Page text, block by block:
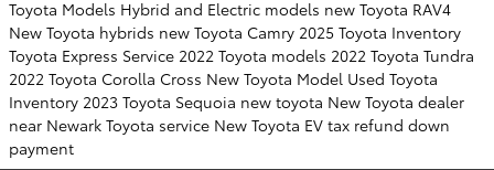
Toyota Models Hybrid and Electric models new Toyota RAV4
New Toyota hybrids new Toyota Camry 2025 Toyota Inventory
Toyota Express Service 2022 Toyota models 2022 Toyota Tundra
2022 Toyota Corolla Cross New Toyota Model Used Toyota
Inventory 2023 Toyota Sequoia new toyota New Toyota dealer
near Newark Toyota service New Toyota EV tax refund down
payment